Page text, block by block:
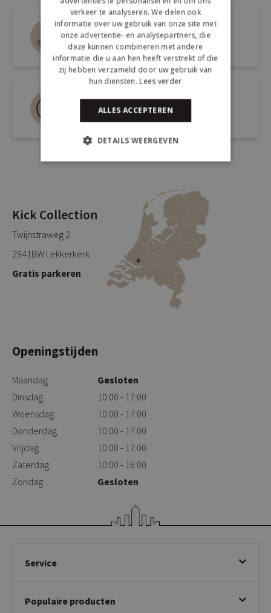
Route naar de winkel
Open link naar Google Maps
Bel ons 0180-660999
Kick Collection
Twijnstraweg 2
2941BW Lekkerkerk
Gratis parkeren
Openingstijden
Maandag
Gesloten
Dinsdag
10:00 - 17:00
Woensdag
10:00 - 17:00
Donderdag
10:00 - 17:00
Vrijdag
10:00 - 17:00
Zaterdag
10:00 - 16:00
Zondag
Gesloten
Service
Betalen & annuleren
Populaire producten
verkeer te analyseren. We delen ook
informatie over uw gebruik van onze site met
onze advertentie- en analysepartners, die
deze kunnen combineren met andere
informatie die u aan hen heeft verstrekt of die
zij hebben verzameld door uw gebruik van
hun diensten. Lees verder
ALLES ACCEPTEREN
DETAILS WEERGEVEN